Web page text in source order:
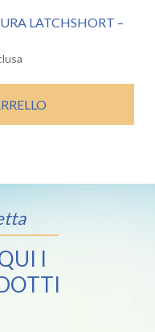
LATCHSHORT –
I